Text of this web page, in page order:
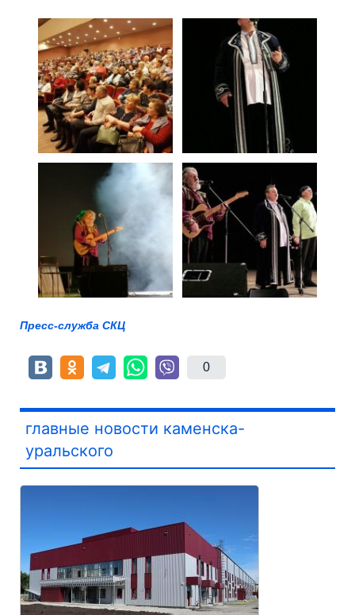
Пресс-служба СКЦ
0
главные новости каменска-
уральского